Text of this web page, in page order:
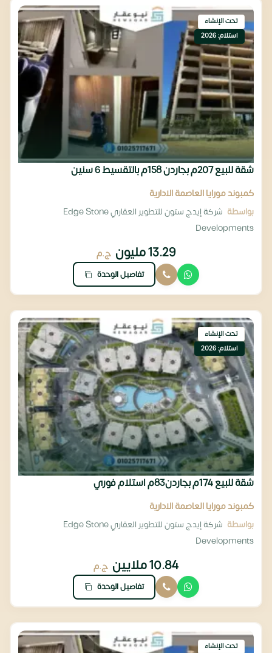
تحت الإنشاء
استلام: 2026
شقة للبيع 207م بجاردن 158م بالتقسيط 6 سنين
كمبوند مورايا العاصمة الادارية
بواسطة
شركة إيدج ستون للتطوير العقاري Edge Stone
Developments
13.29 مليون ج.م
تفاصيل الوحدة
تحت الإنشاء
استلام: 2026
شقة للبيع 174م بجاردن83م استلام فوري
كمبوند مورايا العاصمة الادارية
بواسطة
شركة إيدج ستون للتطوير العقاري Edge Stone
Developments
10.84 ملايين ج.م
تفاصيل الوحدة
تحت الإنشاء